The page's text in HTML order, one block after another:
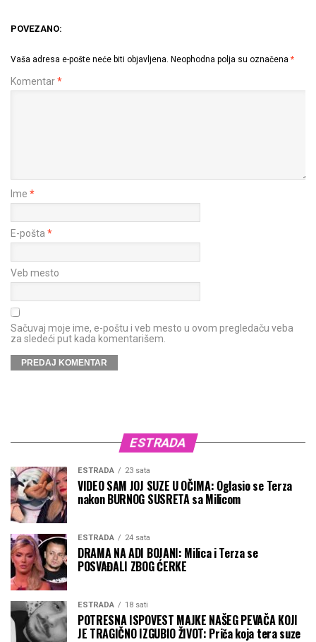
POVEZANO:
Vaša adresa e-pošte neće biti objavljena. Neophodna polja su označena *
Komentar*
Ime *
E-pošta *
Veb mesto
Sačuvaj moje ime, e-poštu i veb mesto u ovom pregledaču veba
za sledeći put kada komentarišem.
ESTRADA
ESTRADA 23 sata
VIDEO SAM JOJ SUZE U OČIMA: Oglasio se Terza
nakon BURNOG SUSRETA sa Milicom
ESTRADA 24 sata
DRAMA NA ADI BOJANI: Milica i Terza se
POSVAĐALI ZBOG ĆERKE
ESTRADA 18 sati
POTRESNA ISPOVEST MAJKE NAŠEG PEVAČA KOJI
JE TRAGIČNO IZGUBIO ŽIVOT: Priča koja tera suze